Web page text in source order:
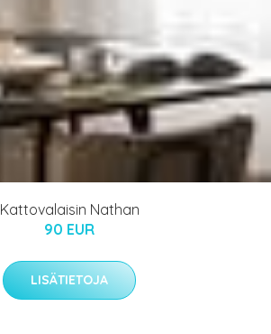
Kattovalaisin Nathan
90 EUR
LISÄTIETOJA